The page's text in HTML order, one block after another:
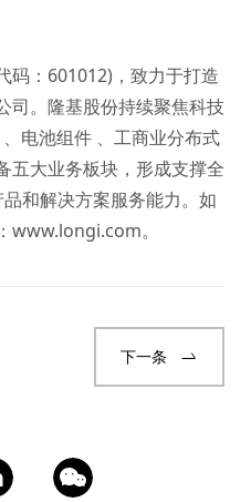
码：601012)，致力于打造
司。隆基股份持续聚焦科技
电池组件 、工商业分布式
五大业务板块，形成支撑全
和解决方案服务能力。如
www.longi.com。
下一条